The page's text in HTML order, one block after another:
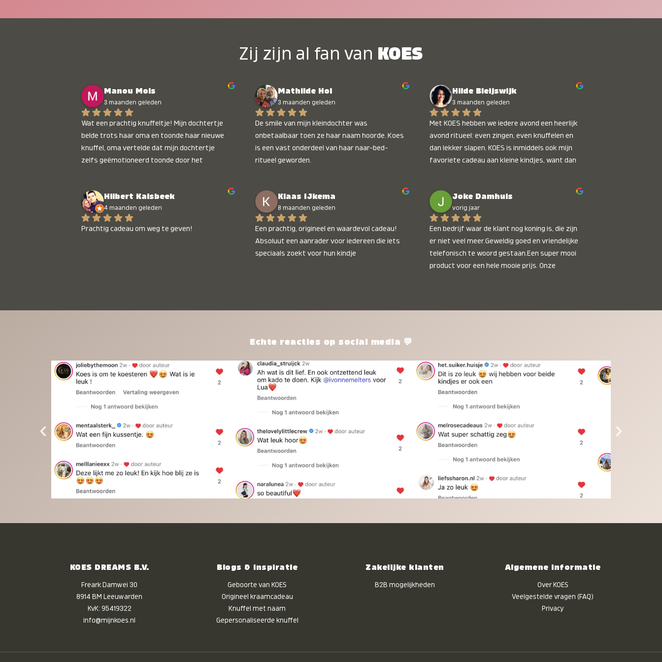
Zij zijn al fan van KOES
Manou Mols
3 maanden geleden
Wat een prachtig knuffeltje! Mijn dochtertje
belde trots haar oma en toonde haar nieuwe
knuffel, oma vertelde dat mijn dochtertje
zelfs geëmotioneerd toonde door het
Mathilde Hol
3 maanden geleden
De smile van mijn kleindochter was
onbetaalbaar toen ze haar naam hoorde. Koes
is een vast onderdeel van haar naar-bed-
ritueel geworden.
Hilde Bleijswijk
3 maanden geleden
Met KOES hebben we iedere avond een heerlijk
avond ritueel: even zingen, even knuffelen en
dan lekker slapen. KOES is inmiddels ook mijn
favoriete cadeau aan kleine kindjes, want dan
onbetaalbaar :)
Hilbert Kalsbeek
4 maanden geleden
Prachtig cadeau om weg te geven!
Klaas IJkema
8 maanden geleden
Een prachtig, origineel en waardevol cadeau!
Absoluut een aanrader voor iedereen die iets
speciaals zoekt voor hun kindje
Joke Damhuis
vorig jaar
Een bedrijf waar de klant nog koning is, die zijn
er niet veel meer.Geweldig goed en vriendelijke
telefonisch te woord gestaan.Een super mooi
product voor een hele mooie prijs. Onze
twijfelen gewoon doen, het is het waard.
Echte reacties op social media 💬
‹ ›
KOES DREAMS B.V.
Freark Damwei 30
8914 BM Leeuwarden
KvK: 95419322
info@mijnkoes.nl
Blogs & inspiratie
Geboorte van KOES
Origineel kraamcadeau
Knuffel met naam
Gepersonaliseerde knuffel
Zakelijke klanten
B2B mogelijkheden
Algemene informatie
Over KOES
Veelgestelde vragen (FAQ)
Privacy